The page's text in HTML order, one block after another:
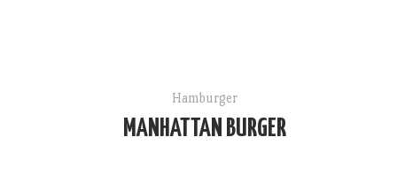
Hamburger
MANHATTAN BURGER